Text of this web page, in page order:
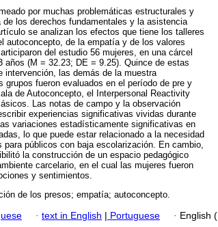
por muchas problemáticas estructurales y
los derechos fundamentales y la asistencia
se analizan los efectos que tiene los talleres
autoconcepto, de la empatía y de los valores
del estudio 56 mujeres, en una cárcel
años (M = 32.23; DE = 9.25). Quince de estas
intervención, las demás de la muestra
grupos fueron evaluados en el período de pre y
de Autoconcepto, el Interpersonal Reactivity
Las notas de campo y la observación
experiencias significativas vividas durante
variaciones estadísticamente significativas en
lo que puede estar relacionado a la necesidad
públicos con baja escolarización. En cambio,
la construcción de un espacio pedagógico
carcelario, en el cual las mujeres fueron
y sentimientos.
de los presos; empatía; autoconcepto.
· text in English | Portuguese · English (